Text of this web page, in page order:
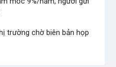
trường chờ biên bản họp